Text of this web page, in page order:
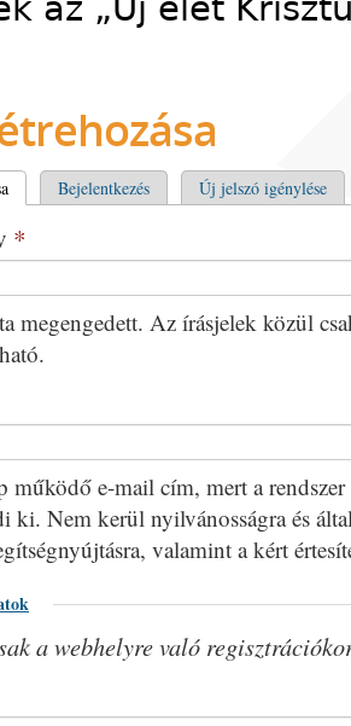
az „Új élet
(aktív fül)Bejelentkezés Új jelszó igénylése
*
megengedett. Az írásjelek közül
működő e-mail cím, mert a rendszer
ki. Nem kerül nyilvánosságra és
valamint a kért
a webhelyre való